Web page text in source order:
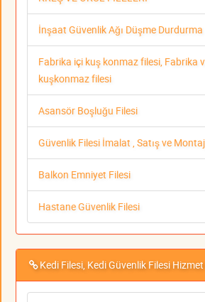
İnşaat Güvenlik Ağı Düşme
Fabrika içi kuş konmaz filesi, Fabrika
kuşkonmaz filesi
Asansör Boşluğu Filesi
Güvenlik Filesi İmalat , Satış ve
Balkon Emniyet Filesi
Hastane Güvenlik Filesi
Kedi Filesi, Kedi Güvenlik Filesi